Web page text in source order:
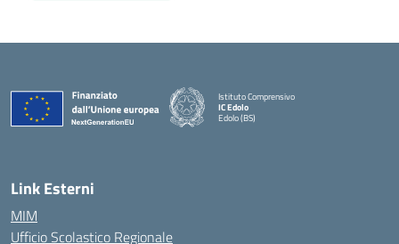
Istituto Comprensivo
IC Edolo
Edolo (BS)
Link Esterni
MIM
Ufficio Scolastico Regionale